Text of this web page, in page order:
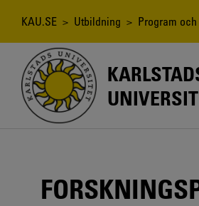
Länkstig
KAU.SE > Utbildning > Program